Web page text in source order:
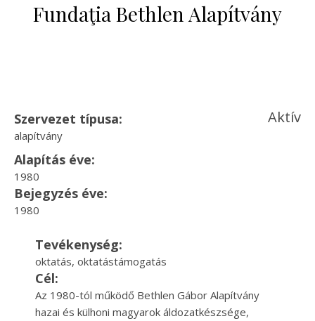
Fundaţia Bethlen Alapítvány
Szervezet típusa:
alapítvány
Aktív
Alapítás éve:
1980
Bejegyzés éve:
1980
Tevékenység:
oktatás, oktatástámogatás
Cél:
Az 1980-tól működő Bethlen Gábor Alapítvány
hazai és külhoni magyarok áldozatkészsége,